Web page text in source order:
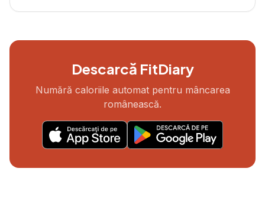
Descarcă FitDiary
Numără caloriile automat pentru mâncarea
românească.